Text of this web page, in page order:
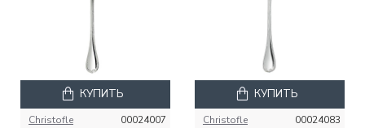
Christofle 00024007
КУПИТЬ
Christofle 00024083
КУПИТЬ